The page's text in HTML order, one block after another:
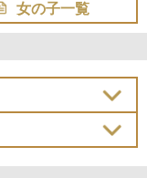
女の子一覧